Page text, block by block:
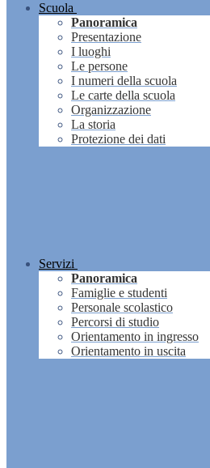
Scuola
Panoramica
Presentazione
I luoghi
Le persone
I numeri della scuola
Le carte della scuola
Organizzazione
La storia
Protezione dei dati
Servizi
Panoramica
Famiglie e studenti
Personale scolastico
Percorsi di studio
Orientamento in ingresso
Orientamento in uscita